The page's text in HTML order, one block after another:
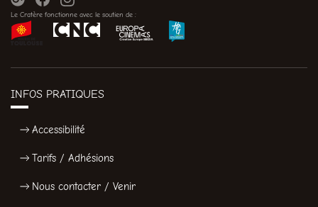
Le Cratère fonctionne avec le soutien de :
INFOS PRATIQUES
Accessibilité
Tarifs / Adhésions
Nous contacter / Venir